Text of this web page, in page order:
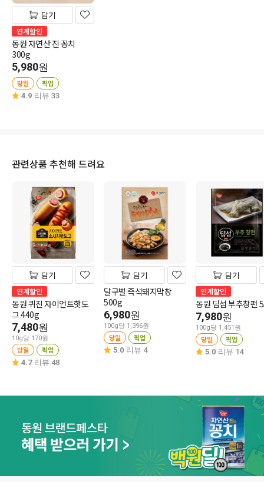
담기
연계할인
동원 자연산 진 꽁치
300g
5,980원
당일 픽업
4.9 리뷰 33
관련상품 추천해 드려요
담기
연계할인
동원 퀴진 자이언트핫도
그 440g
7,480원
10g당 170원
당일 픽업
4.7 리뷰 48
담기
달구벌 즉석돼지막창
500g
6,980원
100g당 1,396원
당일 픽업
5.0 리뷰 4
담기
연계할인
동원 딤섬 부추창펀
7,980원
100g당 1,451원
당일 픽업
5.0 리뷰 14